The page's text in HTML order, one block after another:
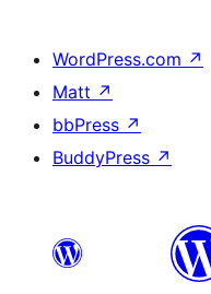
WordPress.com ↗
Matt ↗
bbPress ↗
BuddyPress ↗